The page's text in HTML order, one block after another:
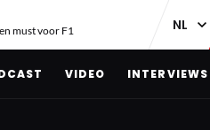
must voor F1
VIDEO INTERVIEWS